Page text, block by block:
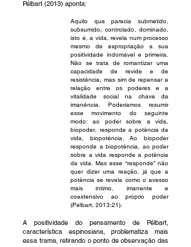
Pélbart (2013) aponta:
Aquilo que parecia submetido,
subsumido, controlado, dominado,
isto é, a vida, revela num processo
mesmo de expropriação a sua
positividade indomável e primeira.
Não se trata de romantizar uma
capacidade de revide e de
resistência, mas sim de repensar a
relação entre os poderes e a
vitalidade social na chave da
imanência. Poderíamos resumir
esse movimento do seguinte
modo: ao poder sobre a vida,
biopoder, responde a potência da
vida, biopotência. Ao biopoder
responde a biopotência, ao poder
sobre a vida responde a potência
da vida. Mas esse “responde” não
quer dizer uma reação, já que a
potência se revela como o avesso
mais íntimo, imanente e
coextensivo ao próprio poder
(Pélbart, 2013:21).
A positividade do pensamento de Pélbart,
característica espinosiana, problematiza mais
essa trama, retirando o ponto de observação das